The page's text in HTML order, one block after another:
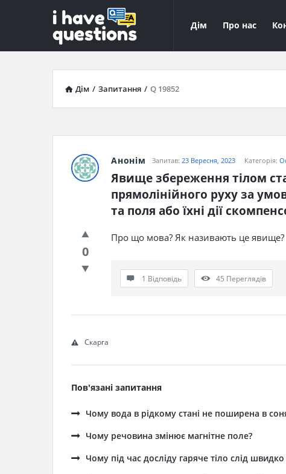
iHaveQuestions
Навігація
Дім Про нас
Дім / Запитання / Q 19852
Анонім Запитав: 23 Вересня, 2023 Категорія:
Явище збереження тілом
прямолінійного руху за
та поля або їхні дії
0
Про що мова? Як називають це явище?
1 Відповідь 45 Переглядів
Скарга
Пов'язані запитання
Чому вода в рідкому стані не поширена в
Чому речовина змінює магнітне поле?
Чому під час досліду гаряче тіло слід